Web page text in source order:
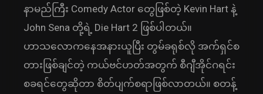
နာမည်ကြီး Comedy Actor တွေဖြစ်တဲ့ Kevin Hart နဲ့
John Sena တို့ရဲ့ Die Hart 2 ဖြစ်ပါတယ်။
ဟာသလောကနေအနားယူပြီး တွမ်ခရုစ်လို အက်ရှင်စ
တားဖြစ်ချင်တဲ့ ကယ်ဗင်ဟတ်အတွက် စီဂျီအိုင်ဂရင်း
စခရင်တွေဆိုတာ စိတ်ပျက်စရာဖြစ်လာတယ်။ စတန့်